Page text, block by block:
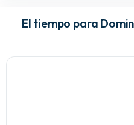
El tiempo para